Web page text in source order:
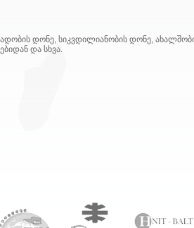
დონე, სიკვდილიანობის დონე,
და სხვა.